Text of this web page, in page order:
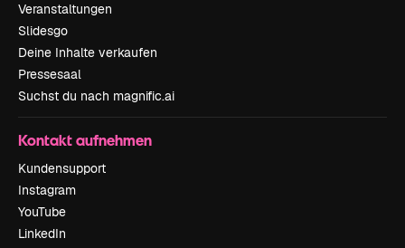
Veranstaltungen
Slidesgo
Deine Inhalte verkaufen
Pressesaal
Suchst du nach magnific.ai
Kontakt aufnehmen
Kundensupport
Instagram
YouTube
LinkedIn